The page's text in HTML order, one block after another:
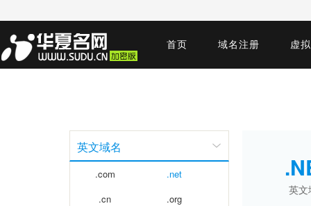
首页 域名注册 虚
英文域名
.com
.net
.cn
.org
英文